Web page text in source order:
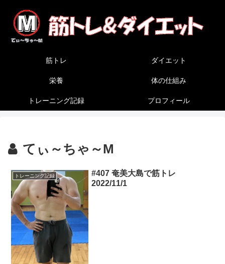
筋トレ ダイエット
栄養 体の仕組み
トレーニング記録 プロフィール
てぃ～ちゃ～M
トレーニング記録
#407 奄美大島で筋トレ
2022/11/1